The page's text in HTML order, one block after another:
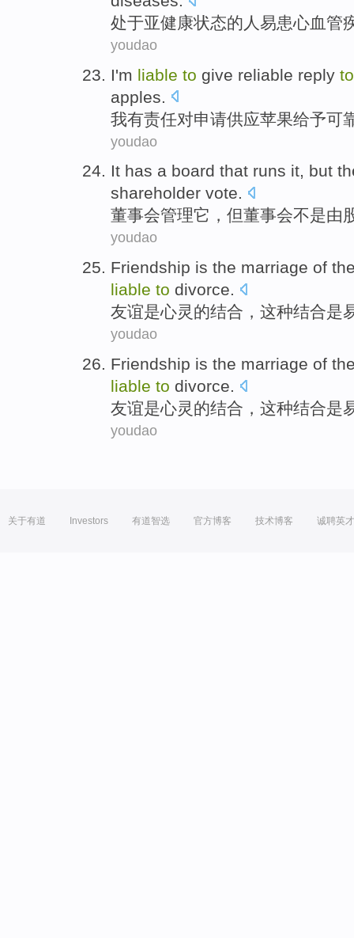
处于亚健康状态的 人 易患心血管
youdao
I'm liable to give reliable reply to
apples
我有责任对申请供应苹果给予可
youdao
It has a board that runs it, but
shareholder vote.
董事会管理它 ， 但董事会不是由
youdao
Friendship is the marriage of
liable to divorce.
友谊是心灵 的结合 ， 这种结合是
youdao
Friendship is the marriage of
liable to divorce.
友谊是心灵 的结合 ， 这种结合是
youdao
关于有道 Investors 有道智选 官方博客 技术博客 诚聘英才